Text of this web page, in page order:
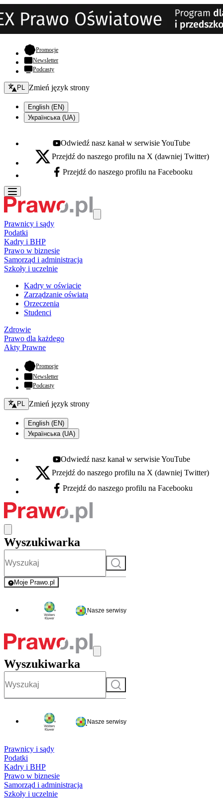
Promocje- otwiera się w nowej karcie
Newsletter
Podcasty
Zmień język - bieżący:
PL Zmień język strony
English (EN)
Українська (UA)
Youtube - otwiera się w nowej karcie
Odwiedź nasz kanał w serwisie YouTube
X - otwiera się w nowej karcie
Przejdź do naszego profilu na X (dawniej Twitter)
Facebook - otwiera się w nowej karcie
Przejdź do naszego profilu na Facebooku
Prawnicy i sądy
Podatki
Kadry i BHP
Prawo w biznesie
Samorząd i administracja
Szkoły i uczelnie
Kadry w oświacie
Zarządzanie oświatą
Orzeczenia
Studenci
Zdrowie
Prawo dla każdego
Akty Prawne
Promocje- otwiera się w nowej karcie
Newsletter
Podcasty
Zmień język - bieżący:
PL Zmień język strony
English (EN)
Українська (UA)
Youtube - otwiera się w nowej karcie
Odwiedź nasz kanał w serwisie YouTube
X - otwiera się w nowej karcie
Przejdź do naszego profilu na X (dawniej Twitter)
Facebook - otwiera się w nowej karcie
Przejdź do naszego profilu na Facebooku
Wyszukiwarka
Szukaj
Moje Prawo.pl
- rejestracja i logowanie do serwisu
Nasze serwisy
Wyszukiwarka
Szukaj
Nasze serwisy
Prawnicy i sądy
Podatki
Kadry i BHP
Prawo w biznesie
Samorząd i administracja
Szkoły i uczelnie